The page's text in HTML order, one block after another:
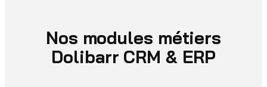
Nos modules métiers
Dolibarr CRM & ERP